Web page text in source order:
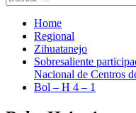
Home
Regional
Zihuatanejo
Sobresaliente
Nacional de Centros
Bol – H 4 – 1